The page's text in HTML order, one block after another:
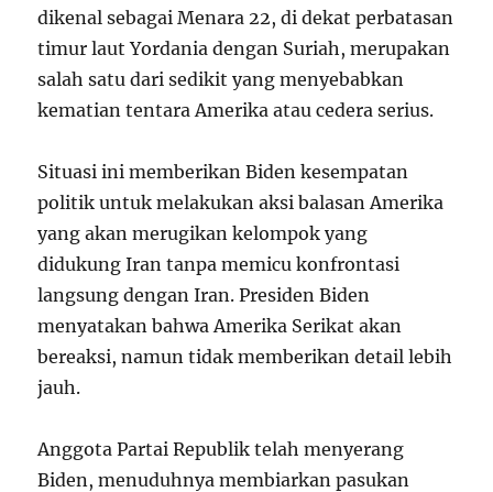
dikenal sebagai Menara 22, di dekat perbatasan
timur laut Yordania dengan Suriah, merupakan
salah satu dari sedikit yang menyebabkan
kematian tentara Amerika atau cedera serius.
Situasi ini memberikan Biden kesempatan
politik untuk melakukan aksi balasan Amerika
yang akan merugikan kelompok yang
didukung Iran tanpa memicu konfrontasi
langsung dengan Iran. Presiden Biden
menyatakan bahwa Amerika Serikat akan
bereaksi, namun tidak memberikan detail lebih
jauh.
Anggota Partai Republik telah menyerang
Biden, menuduhnya membiarkan pasukan